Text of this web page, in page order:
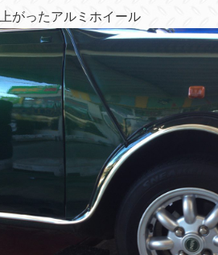
がったアルミホイール